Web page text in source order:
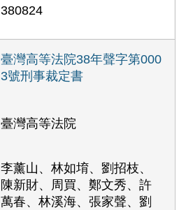
380824
臺灣高等法院38年聲字第000
3號刑事裁定書
臺灣高等法院
李薰山、林如堉、劉招枝、
陳新財、周買、鄭文秀、許
萬春、林溪海、張家聲、劉